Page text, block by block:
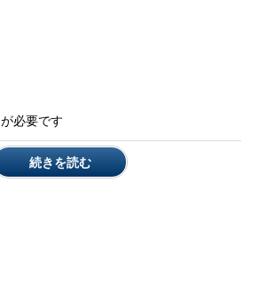
必要です
続きを読む